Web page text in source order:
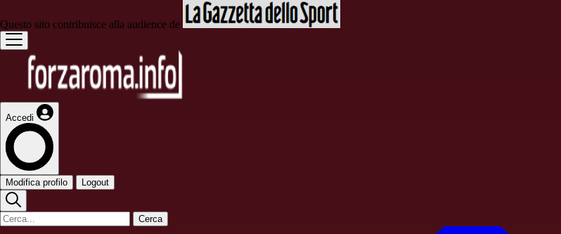
Questo sito contribuisce alla audience de
Accedi
Modifica profilo Logout
Cerca